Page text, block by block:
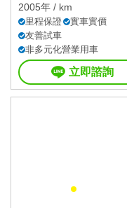
2005年 / km
里程保證
實車實價
友善試車
非多元化營業用車
立即諮詢